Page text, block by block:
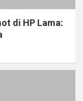
di HP Lama: